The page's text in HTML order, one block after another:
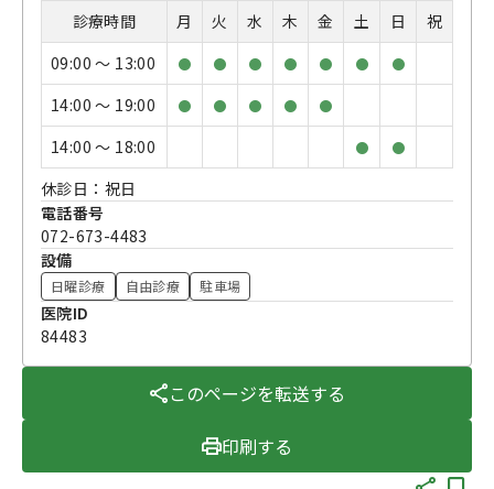
診療時間
月 火 水 木 金 土 日
祝
09:00 〜 13:00
● ● ● ● ● ● ●
14:00 〜 19:00 ● ● ● ● ●
14:00 〜 18:00 ● ●
休診日：祝日
電話番号
072-673-4483
設備
日曜診療 自由診療 駐車場
医院ID
84483
このページを転送する
印刷する